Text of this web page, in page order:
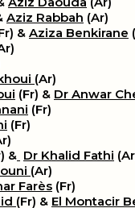
Aziz Rabbah (Ar)
& Aziza Benkirane
(Ar)
(Fr) & Dr Anwar
(Fr)
(Fr)
& Dr Khalid Fathi
(Ar)
Farès (Fr)
(Fr) & El Montacir